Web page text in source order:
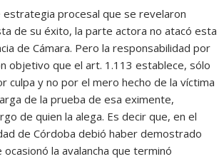
procesal que se revelaron
de su éxito, la parte actora no atacó esta
de Cámara. Pero la responsabilidad por
objetivo que el art. 1.113 establece, sólo
culpa y no por el mero hecho de la víctima
de la prueba de esa eximente,
de quien la alega. Es decir que, en el
de Córdoba debió haber demostrado
la avalancha que terminó